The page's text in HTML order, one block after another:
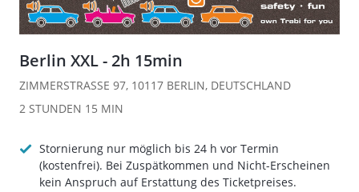
Berlin XXL - 2h 15min
ZIMMERSTRASSE 97, 10117 BERLIN, DEUTSCHLAND
2 STUNDEN 15 MIN
Stornierung nur möglich bis 24 h vor Termin
(kostenfrei). Bei Zuspätkommen und Nicht-Erscheinen
kein Anspruch auf Erstattung des Ticketpreises.